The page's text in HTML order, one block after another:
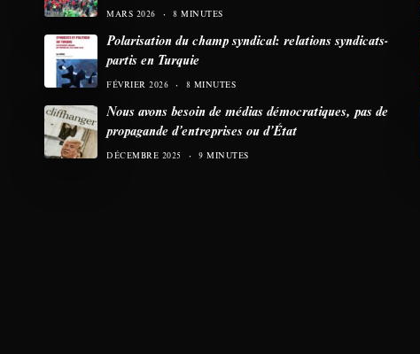
MARS 2026 8 MINUTES
Polarisation du champ syndical: relations syndicats-
partis en Turquie
FÉVRIER 2026 8 MINUTES
Nous avons besoin de médias démocratiques, pas de
propagande d’entreprises ou d’État
DÉCEMBRE 2025 9 MINUTES